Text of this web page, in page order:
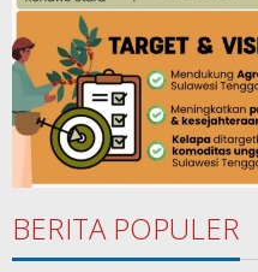
BERITA POPULER